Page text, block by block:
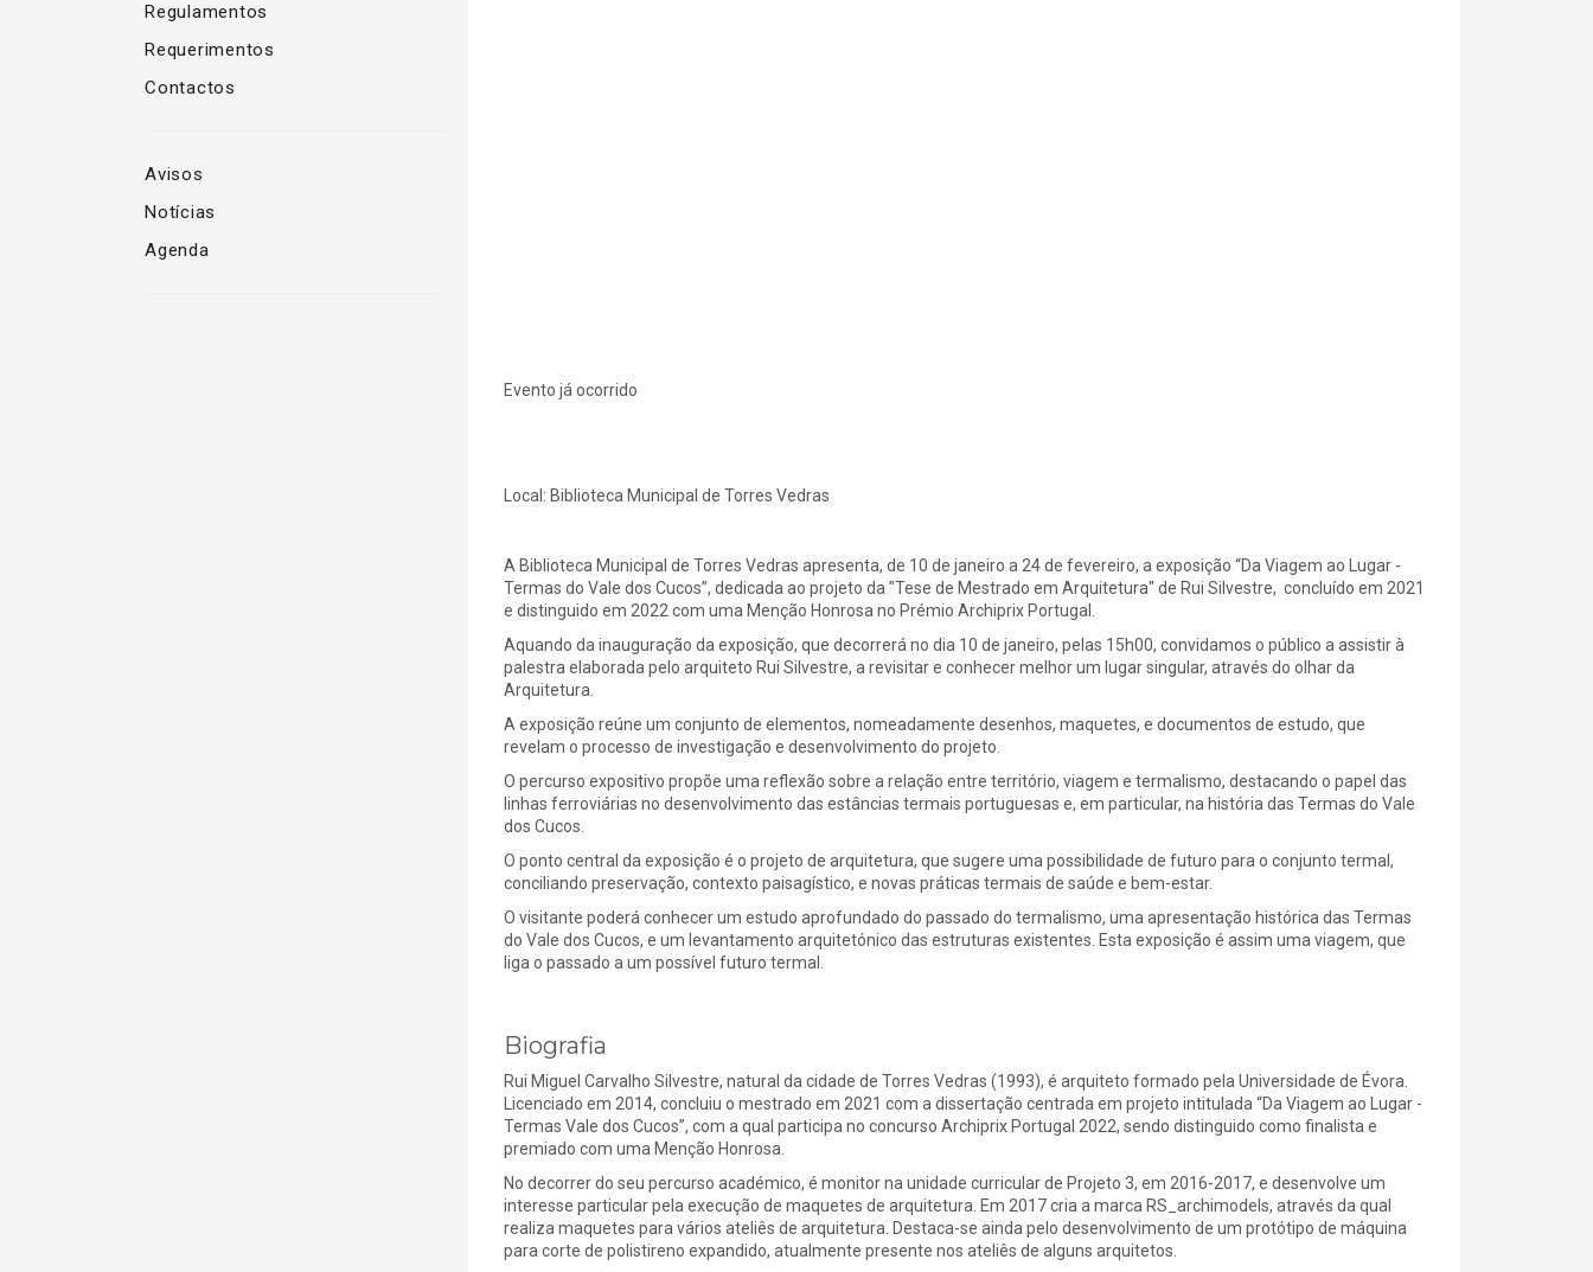
Regulamentos
Requerimentos
Contactos
Avisos
Notícias
Agenda
Evento já ocorrido
Local: Biblioteca Municipal de Torres Vedras
A Biblioteca Municipal de Torres Vedras apresenta, de 10 de janeiro a 24 de fevereiro, a exposição “Da Viagem ao Lugar -
Termas do Vale dos Cucos”, dedicada ao projeto da "Tese de Mestrado em Arquitetura" de Rui Silvestre, concluído em 2021
e distinguido em 2022 com uma Menção Honrosa no Prémio Archiprix Portugal.
Aquando da inauguração da exposição, que decorrerá no dia 10 de janeiro, pelas 15h00, convidamos o público a assistir à
palestra elaborada pelo arquiteto Rui Silvestre, a revisitar e conhecer melhor um lugar singular, através do olhar da
Arquitetura.
A exposição reúne um conjunto de elementos, nomeadamente desenhos, maquetes, e documentos de estudo, que
revelam o processo de investigação e desenvolvimento do projeto.
O percurso expositivo propõe uma reflexão sobre a relação entre território, viagem e termalismo, destacando o papel das
linhas ferroviárias no desenvolvimento das estâncias termais portuguesas e, em particular, na história das Termas do Vale
dos Cucos.
O ponto central da exposição é o projeto de arquitetura, que sugere uma possibilidade de futuro para o conjunto termal,
conciliando preservação, contexto paisagístico, e novas práticas termais de saúde e bem-estar.
O visitante poderá conhecer um estudo aprofundado do passado do termalismo, uma apresentação histórica das Termas
do Vale dos Cucos, e um levantamento arquitetónico das estruturas existentes. Esta exposição é assim uma viagem, que
liga o passado a um possível futuro termal.
Biografia
Rui Miguel Carvalho Silvestre, natural da cidade de Torres Vedras (1993), é arquiteto formado pela Universidade de Évora.
Licenciado em 2014, concluiu o mestrado em 2021 com a dissertação centrada em projeto intitulada “Da Viagem ao Lugar -
Termas Vale dos Cucos”, com a qual participa no concurso Archiprix Portugal 2022, sendo distinguido como finalista e
premiado com uma Menção Honrosa.
No decorrer do seu percurso académico, é monitor na unidade curricular de Projeto 3, em 2016-2017, e desenvolve um
interesse particular pela execução de maquetes de arquitetura. Em 2017 cria a marca RS_archimodels, através da qual
realiza maquetes para vários ateliês de arquitetura. Destaca-se ainda pelo desenvolvimento de um protótipo de máquina
para corte de polistireno expandido, atualmente presente nos ateliês de alguns arquitetos.